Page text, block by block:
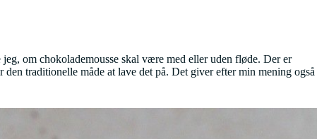
om chokolademousse skal være med eller uden fløde. Der er
traditionelle måde at lave det på. Det giver efter min mening også